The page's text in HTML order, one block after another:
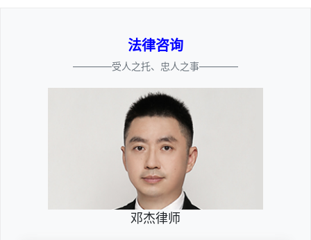
法律咨询
————受人之托、忠人之事————
邓杰律师